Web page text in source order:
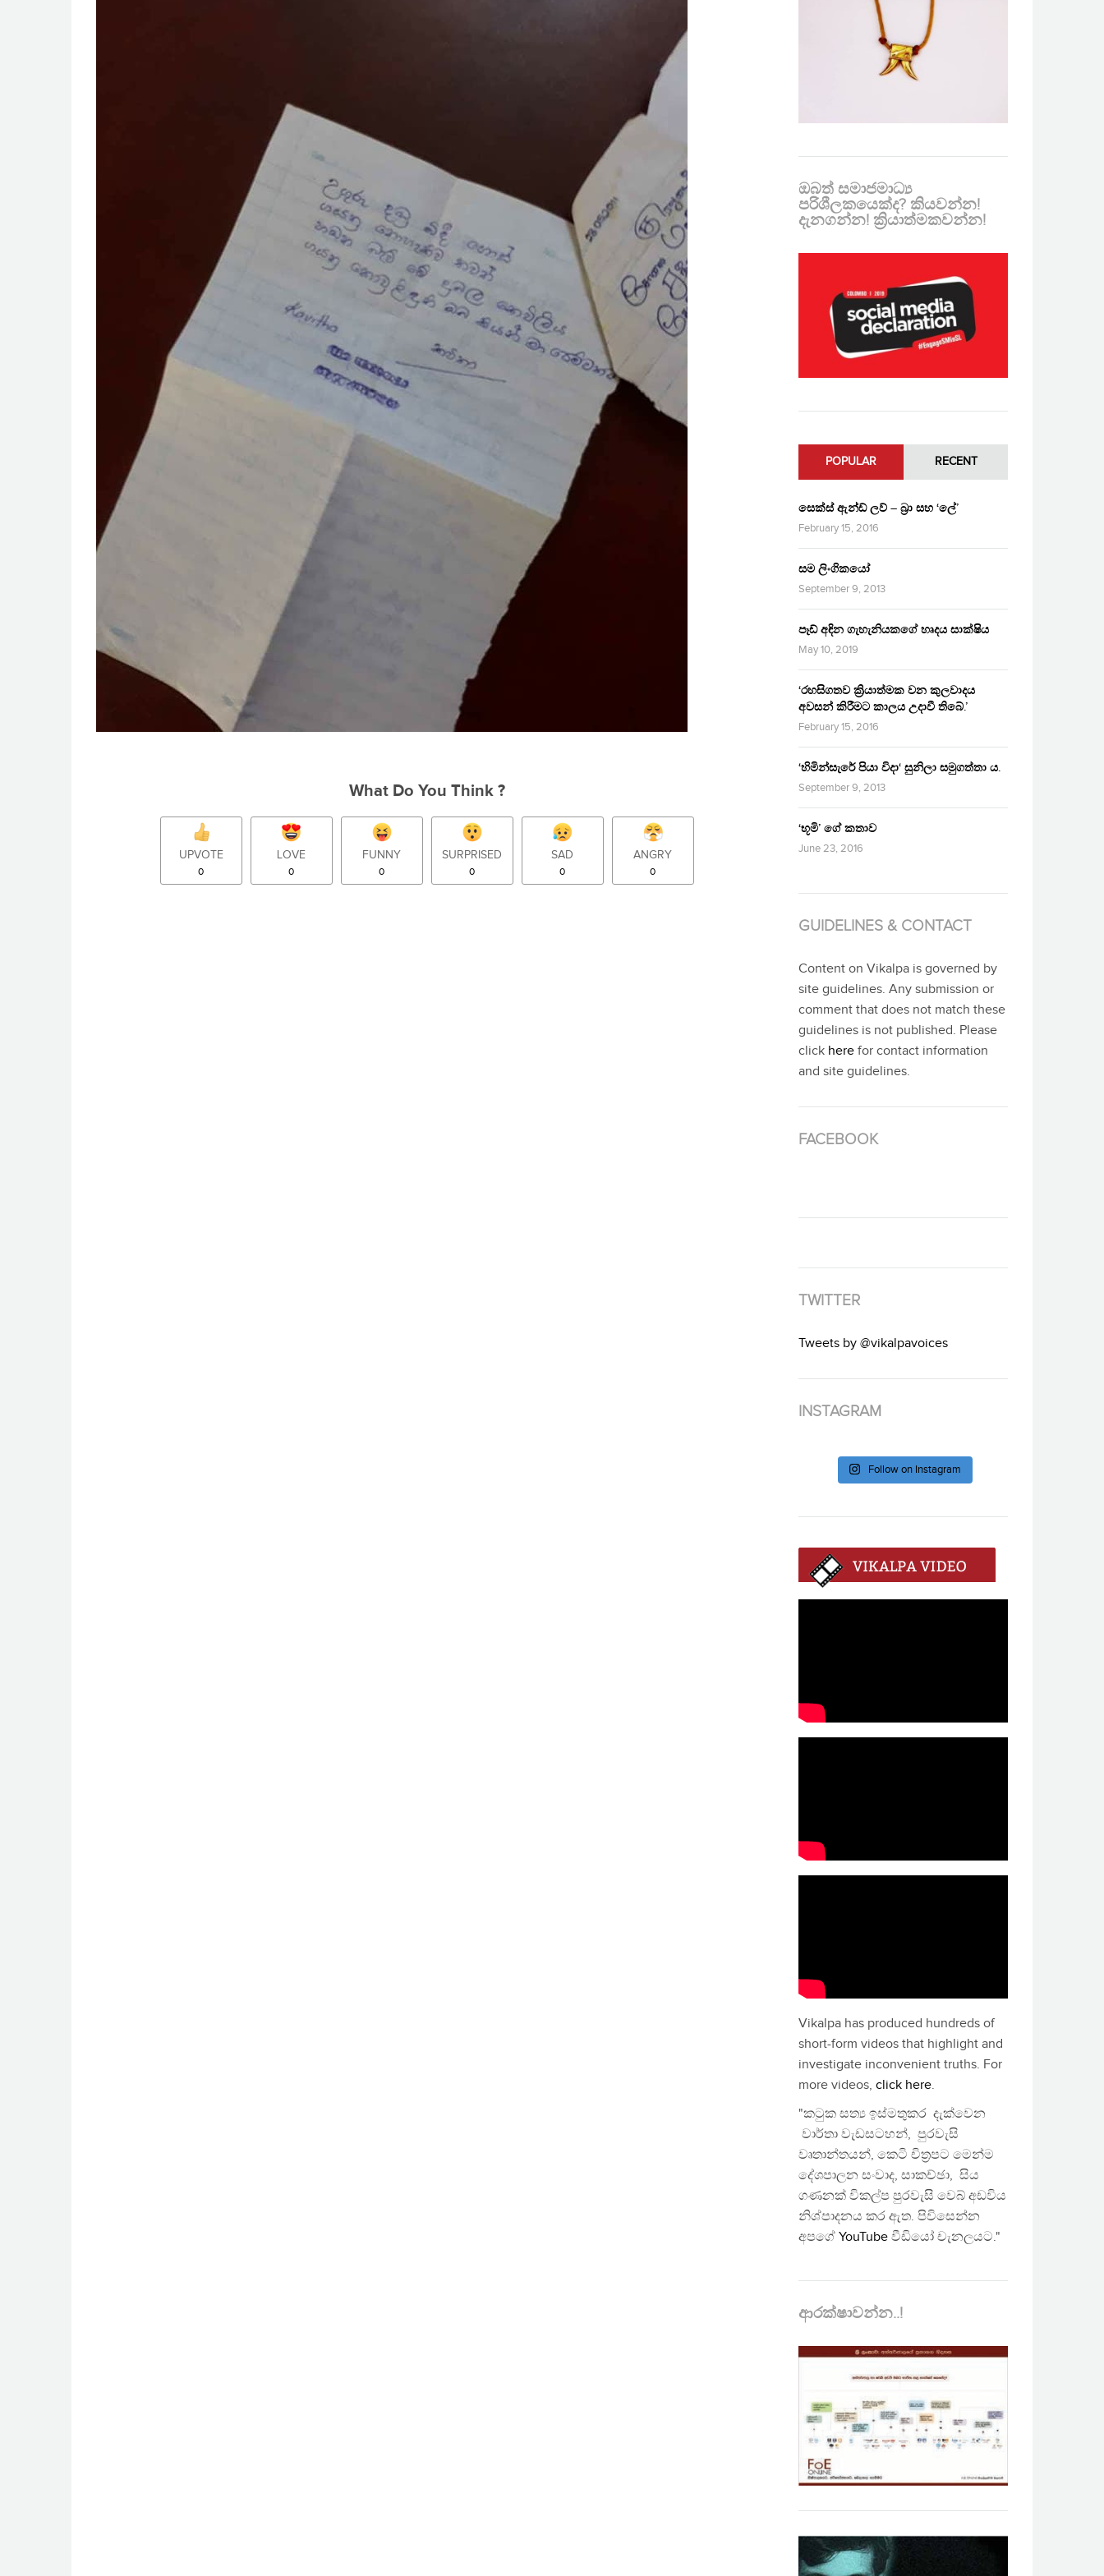
What Do You Think ?
UPVOTE
0
LOVE
0
FUNNY
0
SURPRISED
0
SAD
0
ANGRY
0
ඔබත් සමාජමාධ්‍ය
පරිශීලකයෙක්ද? කියවන්න!
දැනගන්න! ක්‍රියාත්මකවන්න!
POPULAR RECENT
සෙක්ස් ඇන්ඩ් ලව් – බ්‍රා සහ ‘ලේ’
February 15, 2016
සම ලිංගිකයෝ
September 9, 2013
පෑඩ් අඳින ගැහැනියකගේ හෘදය සාක්ෂිය
May 10, 2019
‘රහසිගතව ක්‍රියාත්මක වන කුලවාදය
අවසන් කිරීමට කාලය උදාවී තිබේ.’
February 15, 2016
‘හිමින්සැරේ පියා විදා‘ සුනිලා සමුගත්තා ය.
September 9, 2013
‘භූමි’ ගේ කතාව
June 23, 2016
GUIDELINES & CONTACT
Content on Vikalpa is governed by
site guidelines. Any submission or
comment that does not match these
guidelines is not published. Please
click here for contact information
and site guidelines.
FACEBOOK
TWITTER
Tweets by @vikalpavoices
INSTAGRAM
Follow on Instagram
Vikalpa has produced hundreds of
short-form videos that highlight and
investigate inconvenient truths. For
more videos, click here.
"කටුක සත්‍ය ඉස්මතුකර දැක්වෙන
වාර්තා වැඩසටහන්, පුරවැසි
වෘතාන්තයන්, කෙටි චිත්‍රපට මෙන්ම
දේශපාලන සංවාද, සාකච්ඡා, සිය
ගණනක් විකල්ප පුරවැසි වෙබ් අඩවිය
නිශ්පාදනය කර ඇත. පිවිසෙන්න
අපගේ YouTube වීඩියෝ චැනලයට."
ආරක්ෂාවන්න..!